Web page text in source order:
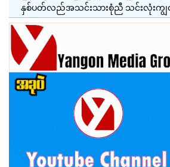
နှစ်ပတ်လည်အသင်းသားစုံညီ သင်းလုံးကျွ